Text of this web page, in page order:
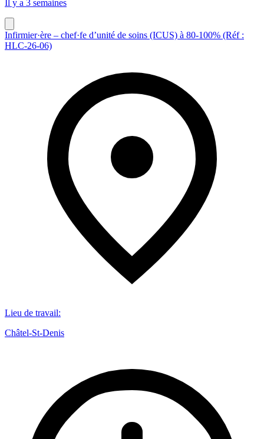
Il y a 3 semaines
Infirmier·ère – chef·fe d’unité de soins (ICUS) à 80-100% (Réf :
HLC-26-06)
Lieu de travail:
Châtel-St-Denis